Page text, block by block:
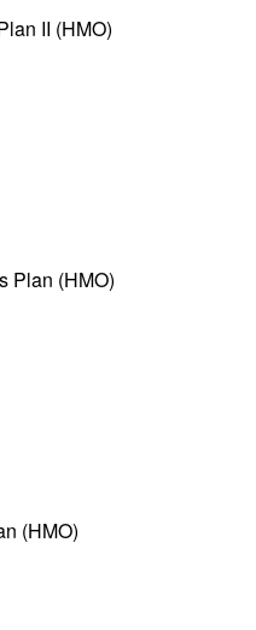
II (HMO)
Plan (HMO)
(HMO)